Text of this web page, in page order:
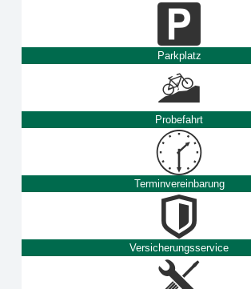
Parkplatz
Probefahrt
Terminvereinbarung
Versicherungsservice